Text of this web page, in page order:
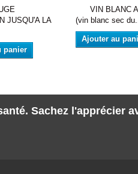
JUSQU'A LA
panier
VIN BLANC
(vin blanc sec du...
Ajouter au
Sachez l'apprécier